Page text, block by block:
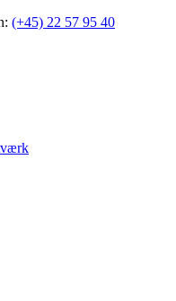
(+45) 22 57 95 40